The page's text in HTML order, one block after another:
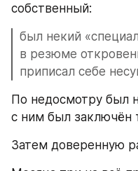
собственный:
был некий
в резюме
приписал себе
По недосмотру был
с ним был заключён
Затем доверенную